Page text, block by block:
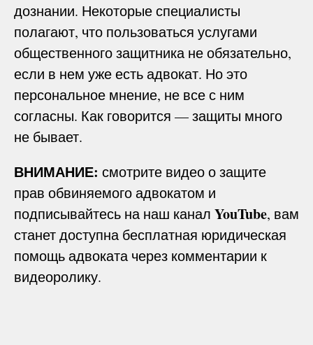
дознании. Некоторые специалисты
полагают, что пользоваться услугами
общественного защитника не обязательно,
если в нем уже есть адвокат. Но это
персональное мнение, не все с ним
согласны. Как говорится — защиты много
не бывает.
ВНИМАНИЕ: смотрите видео о защите
прав обвиняемого адвокатом и
подписывайтесь на наш канал YouTube, вам
станет доступна бесплатная юридическая
помощь адвоката через комментарии к
видеоролику.